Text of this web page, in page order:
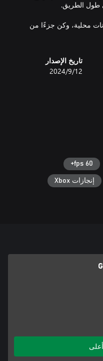
محلية، وكن جزءًا من
تاريخ الإصدار
12‏/9‏/2024
60 fps+
إنجازات Xbox